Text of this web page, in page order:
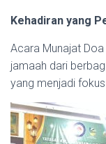
Kehadiran yang
Acara Munajat
jamaah dari
yang menjadi